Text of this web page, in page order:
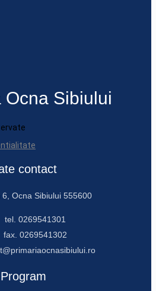
Ocna Sibiului
contact
6, Ocna Sibiului 555600
tel. 0269541301
fax. 0269541302
Program